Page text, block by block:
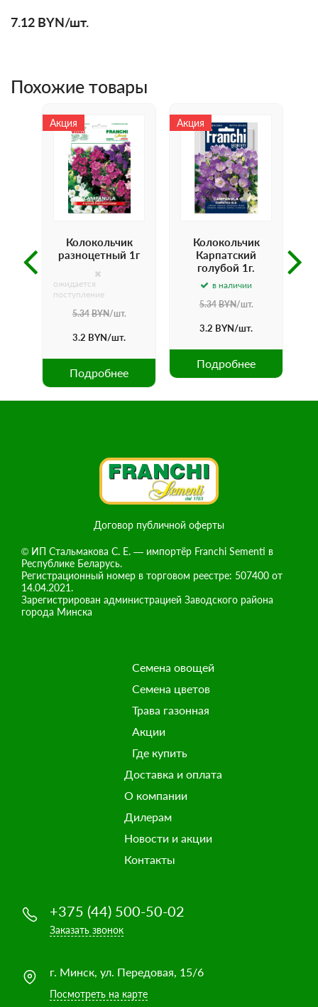
7.12 BYN/шт.
Похожие товары
Акция
Колокольчик
разноцетный 1г
ожидается
поступление
5.34 BYN/шт.
3.2 BYN/шт.
Подробнее
Акция
Колокольчик
Карпатский
голубой 1г.
в наличии
5.34 BYN/шт.
3.2 BYN/шт.
Подробнее
Договор публичной оферты
© ИП Стальмакова С. Е. — импортёр Franchi Sementi в
Республике Беларусь.
Регистрационный номер в торговом реестре: 507400 от
14.04.2021.
Зарегистрирован администрацией Заводского района
города Минска
Семена овощей
Семена цветов
Трава газонная
Акции
Где купить
Доставка и оплата
О компании
Дилерам
Новости и акции
Контакты
+375 (44) 500-50-02
Заказать звонок
г. Минск, ул. Передовая, 15/6
Посмотреть на карте